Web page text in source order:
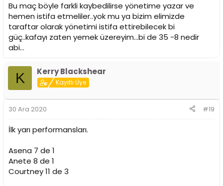
Bu maç böyle farkli kaybedilirse yönetime yazar ve
hemen istifa etmeliler..yok mu ya bizim elimizde
taraftar olarak yönetimi istifa ettirebilecek bi
güç..kafayı zaten yemek üzereyim...bi de 35 -8 nedir
abi...
K Kerry Blackshear
Kayıtlı Üye
30 Ara 2020 #19
İlk yarı performansları.
Asena 7 de 1
Anete 8 de 1
Courtney 11 de 3